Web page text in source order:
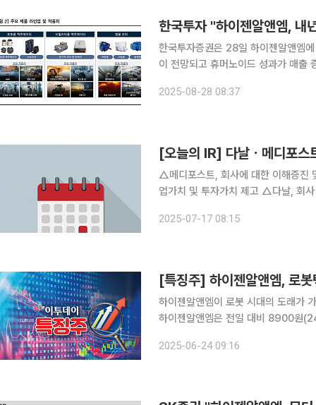
한국투자 "하이젠알앤엠, 내
한국투자증권은 28일 하이젠알앤엠
이 전망되고 휴머노이드 성과가 매출 증대를 이끌 수
제품을 생산한다. 올해 상반기 매출
2025-08-28 08:37
[오늘의 IR] 다날ㆍ메디포스
△메디포스트, 회사에 대한 이해증진 및 기업
업가치 및 투자가
2025-07-17 08:15
하이젠알앤엠이 로봇 시대의 도래가 가속화될 것
하이젠알앤엠은 전일 대비 8900원(24.38%)
보택시 서비스는 일요일 오후 텍사스
2025-06-24 09:16